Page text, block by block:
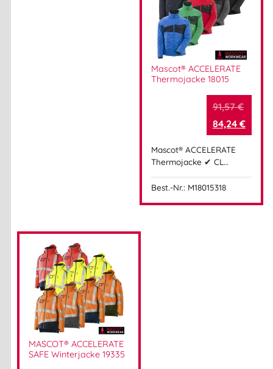
Mascot® ACCELERATE
Thermojacke 18015
91,57€
84,24 €
Mascot® ACCELERATE
Thermojacke ✔ CL…
Best.-Nr.: M18015318
MASCOT® ACCELERATE
SAFE Winterjacke 19335